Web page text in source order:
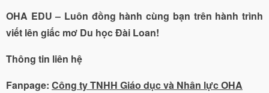
OHA EDU – Luôn đồng hành cùng bạn trên hành trình
viết lên giấc mơ Du học Đài Loan!
Thông tin liên hệ
Fanpage: Công ty TNHH Giáo dục và Nhân lực OHA